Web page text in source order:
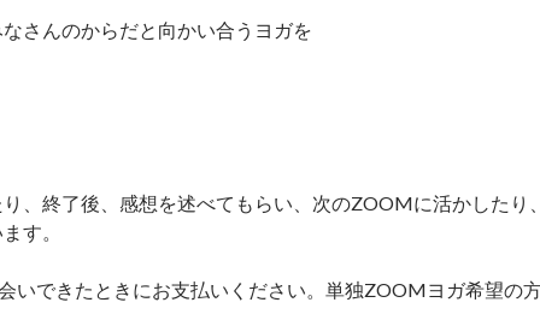
さんのからだと向かい合うヨガを
、終了後、感想を述べてもらい、次のZOOMに活かしたり
す。
できたときにお支払いください。単独ZOOMヨガ希望の